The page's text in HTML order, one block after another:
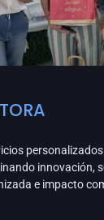
innovación,
e impacto